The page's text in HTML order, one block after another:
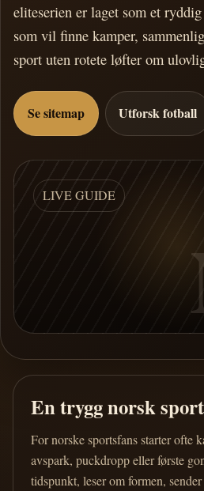
eliteserien er laget som et
som vil finne kamper,
sport uten rotete løfter om
Se sitemap Utforsk fotball
LIVE GUIDE
En trygg norsk
For norske sportsfans starter ofte
avspark, puckdropp eller første
tidspunkt, leser om formen,